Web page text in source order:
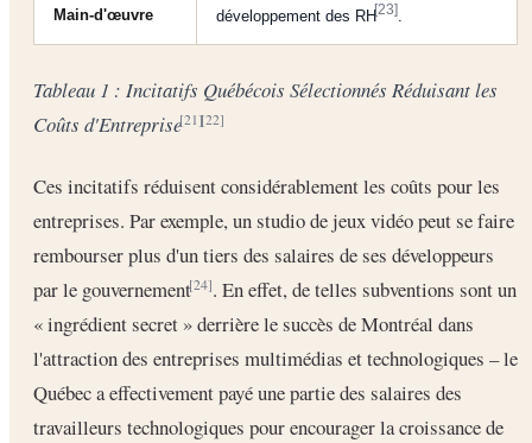
Main-d'œuvre
développement des RH[23]
Tableau 1 : Incitatifs Québécois Sélectionnés Réduisant les
Coûts d'Entreprise[21][22]
Ces incitatifs réduisent considérablement les coûts pour les
entreprises. Par exemple, un studio de jeux vidéo peut se faire
rembourser plus d'un tiers des salaires de ses développeurs
par le gouvernement[24]. En effet, de telles subventions sont un
« ingrédient secret » derrière le succès de Montréal dans
l'attraction des entreprises multimédias et technologiques – le
Québec a effectivement payé une partie des salaires des
travailleurs technologiques pour encourager la croissance de